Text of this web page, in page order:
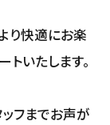
り快適にお楽
トいたします。
フまでお声が